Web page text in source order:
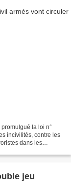
la loi n°
incivilités, contre les
dans les
jeu